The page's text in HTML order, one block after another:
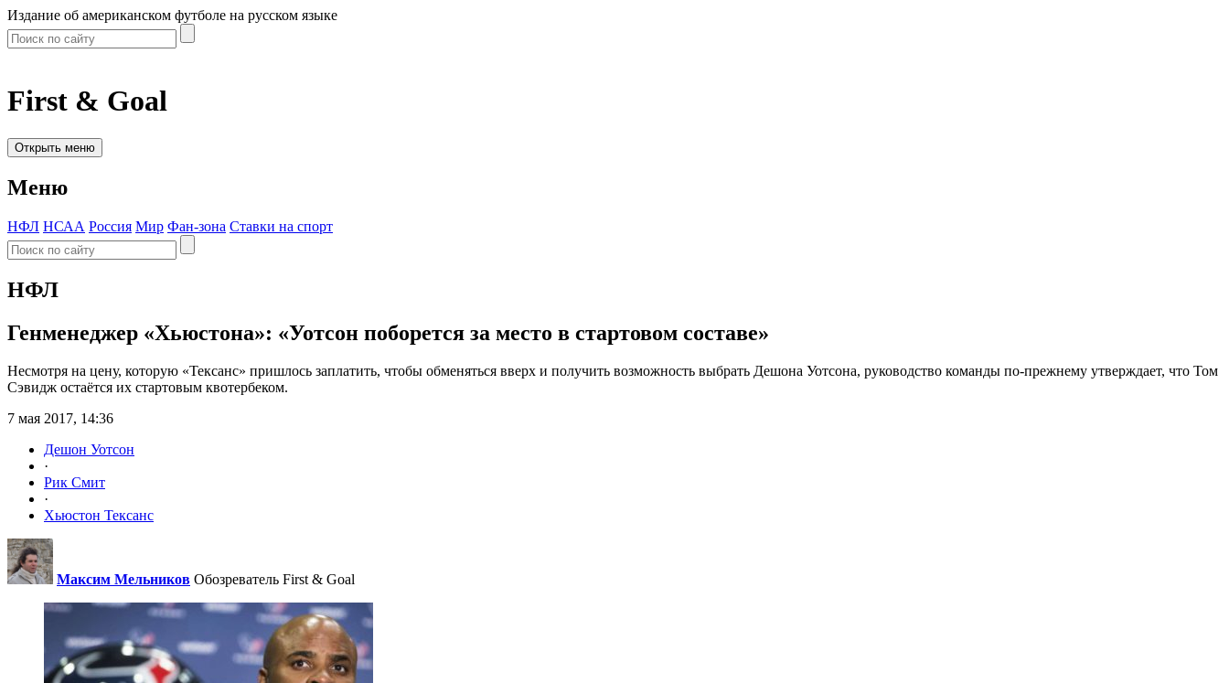
Издание об американском футболе на русском языке
First & Goal
Открыть меню
Меню
НФЛ НСАА Россия Мир Фан-зона Ставки на спорт
НФЛ
Генменеджер «Хьюстона»: «Уотсон поборется за место в стартовом составе»
Несмотря на цену, которую «Тексанс» пришлось заплатить, чтобы обменяться вверх и получить возможность выбрать Дешона Уотсона, руководство команды по-прежнему утверждает, что Том
Сэвидж остаётся их стартовым квотербеком.
7 мая 2017, 14:36
Дешон Уотсон
·
Рик Смит
·
Хьюстон Тексанс
Максим Мельников Обозреватель First & Goal